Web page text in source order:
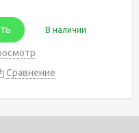
В наличии
Сравнение